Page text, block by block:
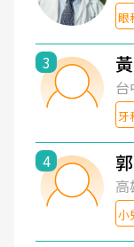
眼
3
台
牙
4
高
小